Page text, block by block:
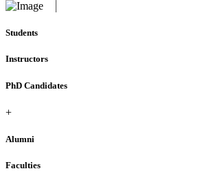
Students
Instructors
PhD Candidates
+
Alumni
Faculties